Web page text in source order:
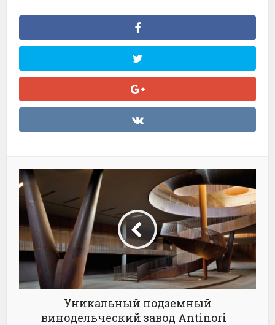
Уникальный подземный
винодельческий завод Antinori ‒